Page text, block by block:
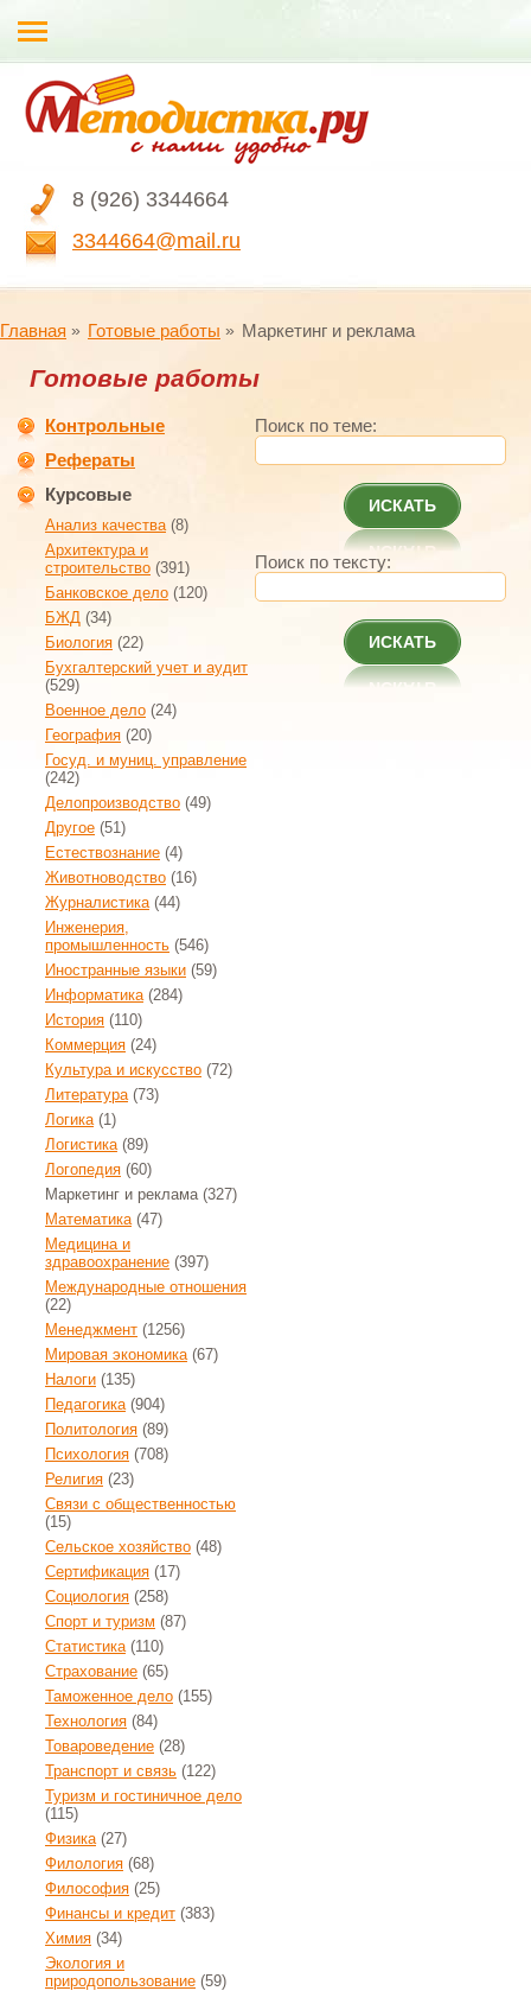
8 (926) 3344664
3344664@mail.ru
Главная Готовые работы Маркетинг и реклама
Готовые работы
Контрольные
Рефераты
Курсовые
Анализ качества(8)
Архитектура и
строительство (391)
Банковское дело (120)
БЖД (34)
Биология (22)
Бухгалтерский учет и аудит
(529)
Военное дело (24)
География (20)
Госуд. и муниц. управление
(242)
Делопроизводство (49)
Другое (51)
Естествознание (4)
Животноводство (16)
Журналистика(44)
Инженерия,
промышленность (546)
Иностранные языки (59)
Информатика(284)
История (110)
Коммерция (24)
Культура и искусство (72)
Литература(73)
Логика(1)
Логистика(89)
Логопедия (60)
Маркетинг и реклама(327)
Математика(47)
Медицина и
здравоохранение (397)
Международные отношения
(22)
Менеджмент (1256)
Мировая экономика(67)
Налоги (135)
Педагогика(904)
Политология (89)
Психология (708)
Религия (23)
Связи с общественностью
(15)
Сельское хозяйство (48)
Сертификация (17)
Социология (258)
Спорт и туризм (87)
Статистика(110)
Страхование (65)
Таможенное дело (155)
Технология (84)
Товароведение (28)
Транспорт и связь (122)
Туризм и гостиничное дело
(115)
Физика(27)
Филология (68)
Философия (25)
Финансы и кредит (383)
Химия (34)
Экология и
природопользование (59)
Поиск по теме:
ИСКАТЬ
Поиск по тексту:
ИСКАТЬ